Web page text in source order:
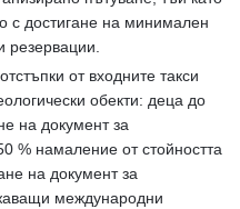
с достигане на минимален
резервации.
от входните такси
обекти: деца до
на документ за
% намаление от стойността
на документ за
международни